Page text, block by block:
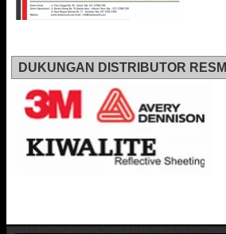
DUKUNGAN DISTRIBUTOR RESMI